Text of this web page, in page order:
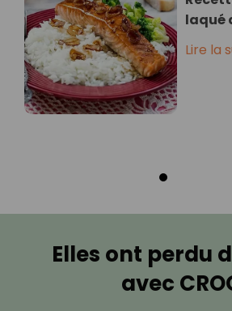
laqué
Lire la
Elles ont perdu
avec